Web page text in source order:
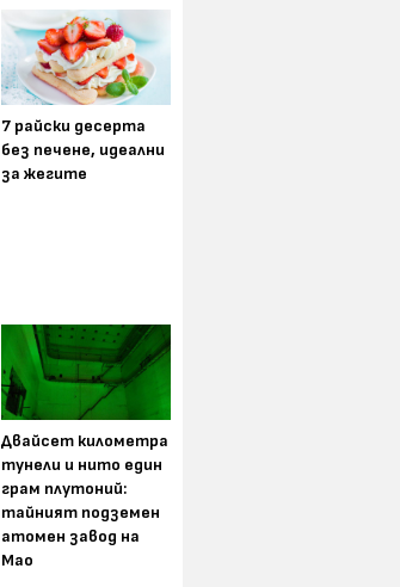
7 райски десерта
без печене, идеални
за жегите
Двайсет километра
тунели и нито един
грам плутоний:
тайният подземен
атомен завод на
Мао